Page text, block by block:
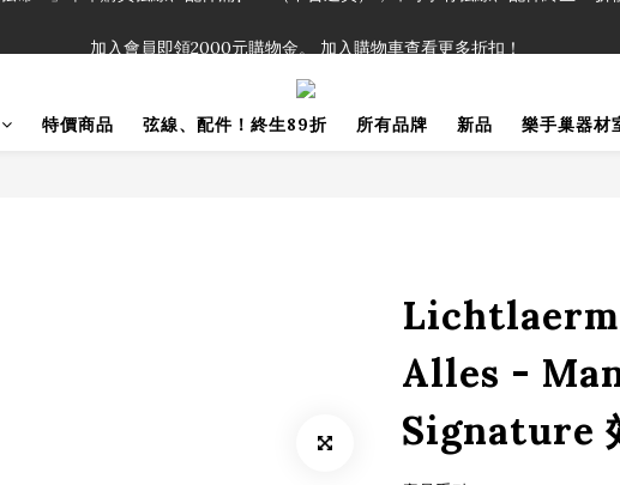
弦命！」單筆購買弦線、配件滿$999（不含運費），即可享有弦線、配件終生89折
特價商品 弦線、配件！終生89折 所有品牌 新品 樂手巢器材
Alles -
Signature